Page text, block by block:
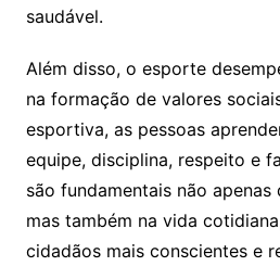
saudável.
Além disso, o esporte
na formação de valores
esportiva, as pessoas
equipe, disciplina, respeito e
são fundamentais não
mas também na vida
cidadãos mais conscientes e